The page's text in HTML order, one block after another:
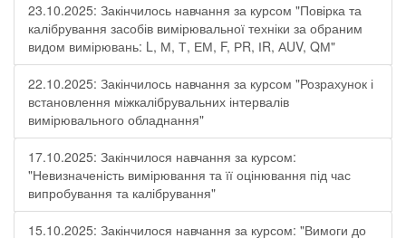
23.10.2025: Закінчилось навчання за курсом "Повірка та
калібрування засобів вимірювальної техніки за обраним
видом вимірювань: L, М, Т, ЕМ, F, РR, ІR, АUV, QМ"
22.10.2025: Закінчилось навчання за курсом "Розрахунок і
встановлення міжкалібрувальних інтервалів
вимірювального обладнання"
17.10.2025: Закінчилося навчання за курсом:
"Невизначеність вимірювання та її оцінювання під час
випробування та калібрування"
15.10.2025: Закінчилося навчання за курсом: "Вимоги до